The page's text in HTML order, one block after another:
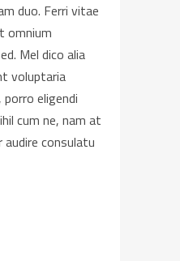
duo. Ferri vitae
omnium
Mel dico alia
voluptaria
eligendi
cum ne, nam at
audire consulatu